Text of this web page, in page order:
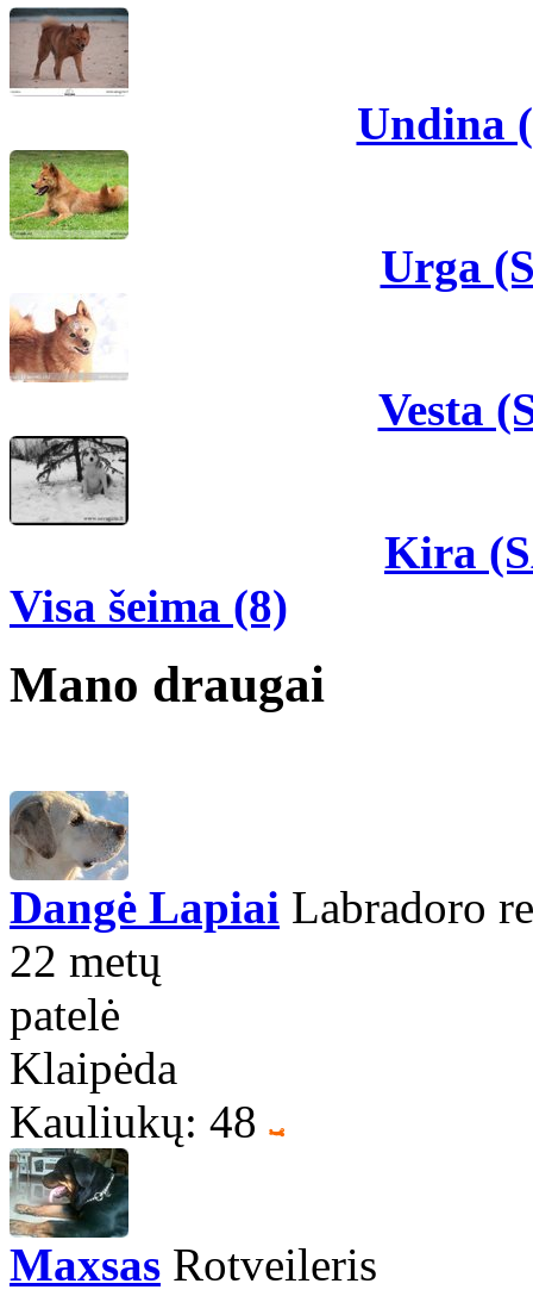
Undina
Urga
Vesta
Kira
Visa šeima (8)
Mano draugai
Dangė Lapiai Labradoro
22 metų
patelė
Klaipėda
Kauliukų: 48
Maxsas Rotveileris